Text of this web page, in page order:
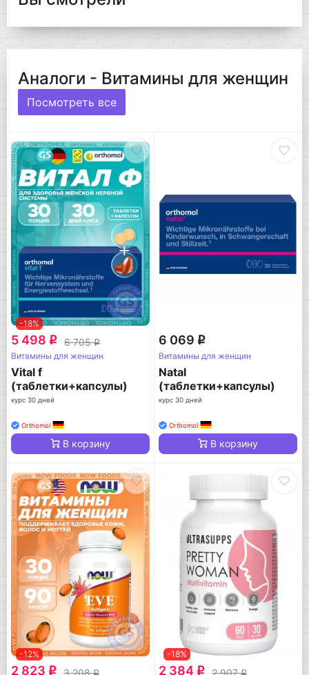
Аналоги - Витамины для женщин
Посмотреть все
-18%
5 498 q 6 705q
Витамины для женщин
Vital f
(таблетки+капсулы)
курс 30 дней
Orthomol
В корзину
6 069 q
Витамины для женщин
Natal
(таблетки+капсулы)
курс 30 дней
Orthomol
В корзину
-12%
2 823 q 3 208q
-18%
2 384 q 2 907q